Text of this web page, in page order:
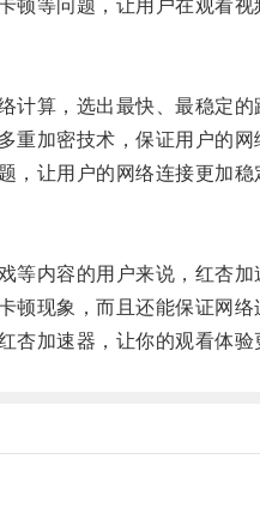
等问题，让用户在观看视
算，选出最快、最稳定的
加密技术，保证用户的网
让用户的网络连接更加稳
内容的用户来说，红杏加
现象，而且还能保证网络
加速器，让你的观看体验